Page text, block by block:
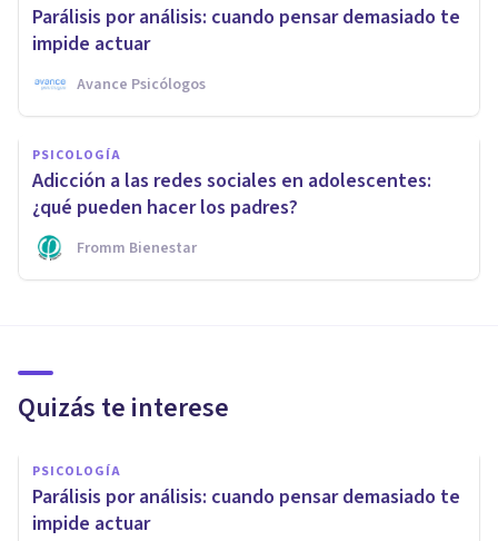
Parálisis por análisis: cuando pensar demasiado te
impide actuar
Avance Psicólogos
PSICOLOGÍA
Adicción a las redes sociales en adolescentes:
¿qué pueden hacer los padres?
Fromm Bienestar
Quizás te interese
PSICOLOGÍA
Parálisis por análisis: cuando pensar demasiado te
impide actuar